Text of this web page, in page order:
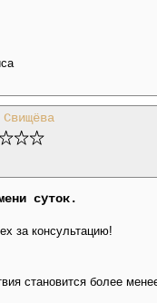
суток.
за консультацию!
становится более